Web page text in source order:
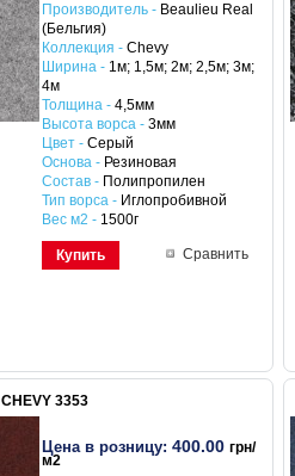
Производитель - Beaulieu Real
(Бельгия)
Коллекция - Chevy
Ширина - 1м; 1,5м; 2м; 2,5м; 3м;
4м
Толщина - 4,5мм
Высота ворса - 3мм
Цвет - Серый
Основа - Резиновая
Состав - Полипропилен
Тип ворса - Иглопробивной
Вес м2 - 1500г
Купить Сравнить
3353
Цена в розницу: 400.00 грн/
м2